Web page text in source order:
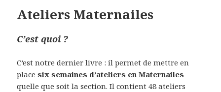
Ateliers Maternailes
C’est quoi ?
C’est notre dernier livre : il permet de mettre en
placesix semaines d’ateliers en Maternailes
quelle que soit la section. Il contient 48 ateliers